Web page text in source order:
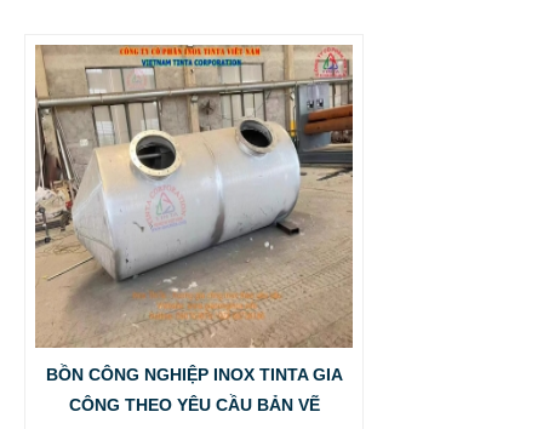
BỒN CÔNG NGHIỆP INOX TINTA GIA
CÔNG THEO YÊU CẦU BẢN VẼ